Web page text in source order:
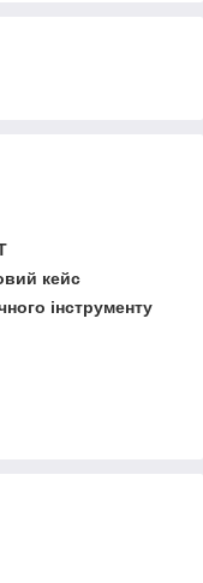
кейс
інструменту